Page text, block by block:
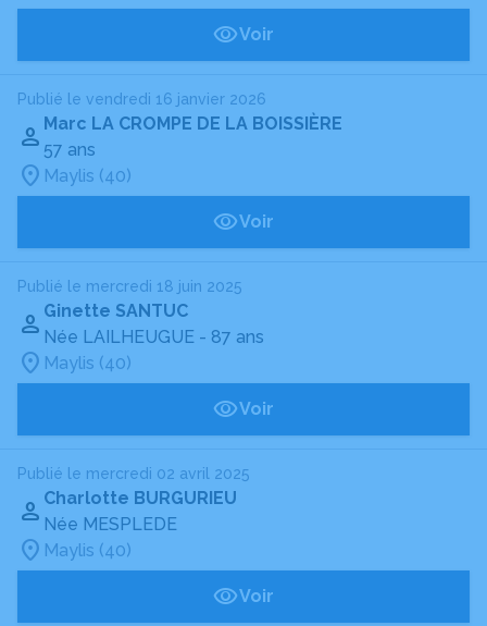
Voir
Publié le vendredi 16 janvier 2026
Marc LA CROMPE DE LA BOISSIÈRE
57 ans
Maylis (40)
Voir
Publié le mercredi 18 juin 2025
Ginette SANTUC
Née LAILHEUGUE - 87 ans
Maylis (40)
Voir
Publié le mercredi 02 avril 2025
Charlotte BURGURIEU
Née MESPLEDE
Maylis (40)
Voir